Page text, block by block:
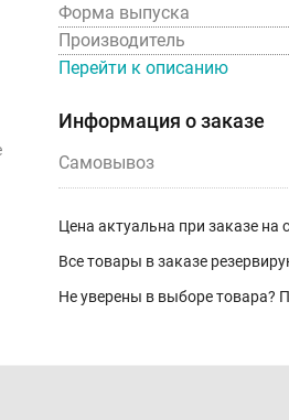
Форма выпуска
Производитель
Перейти к описанию
Информация о заказе
Самовывоз
Цена актуальна при заказе на
Все товары в заказе
Не уверены в выборе товара?